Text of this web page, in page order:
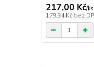
217,00 Kč/ks
179,34 Kč bez